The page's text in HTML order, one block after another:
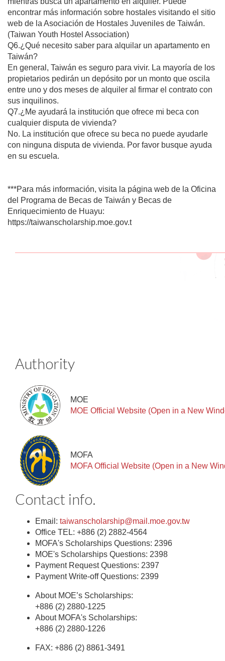
encontrar más información sobre hostales visitando el sitio
web de la Asociación de Hostales Juveniles de Taiwán.
(Taiwan Youth Hostel Association)
Q6.¿Qué necesito saber para alquilar un apartamento en
Taiwán?
En general, Taiwán es seguro para vivir. La mayoría de los
propietarios pedirán un depósito por un monto que oscila
entre uno y dos meses de alquiler al firmar el contrato con
sus inquilinos.
Q7.¿Me ayudará la institución que ofrece mi beca con
cualquier disputa de vivienda?
No. La institución que ofrece su beca no puede ayudarle
con ninguna disputa de vivienda. Por favor busque ayuda
en su escuela.
***Para más información, visita la página web de la Oficina
del Programa de Becas de Taiwán y Becas de
Enriquecimiento de Huayu:
https://taiwanscholarship.moe.gov.t
Authority
MOE
MOE Official Website (Open in a New
MOFA
MOFA Official Website (Open in a New
Contact info.
Email: taiwanscholarship@mail.moe.gov.tw
Office TEL: +886 (2) 2882-4564
MOFA's Scholarships Questions: 2396
MOE's Scholarships Questions: 2398
Payment Request Questions: 2397
Payment Write-off Questions: 2399
About MOE’s Scholarships:
+886 (2) 2880-1225
About MOFA's Scholarships:
+886 (2) 2880-1226
FAX: +886 (2) 8861-3491